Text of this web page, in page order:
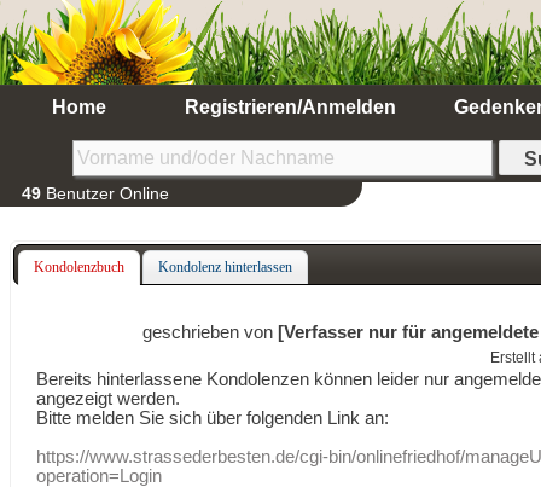
Home Registrieren/Anmelden
49 Benutzer Online
Kondolenzbuch Kondolenz hinterlassen
geschrieben von [Verfasser nur für
Erstellt
Bereits hinterlassene Kondolenzen können leider nur
angezeigt werden.
Bitte melden Sie sich über folgenden Link an:
https://www.strassederbesten.de/cgi-bin/onlinefriedhof/
operation=Login